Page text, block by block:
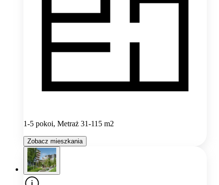
1-5 pokoi, Metraż 31-115 m2
Zobacz mieszkania